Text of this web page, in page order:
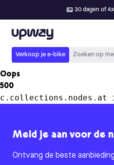
30 dagen of
Upway
Verkoop je e-bike Zoeken op
Oops
500
Meld je aan voor de
Ontvang de beste